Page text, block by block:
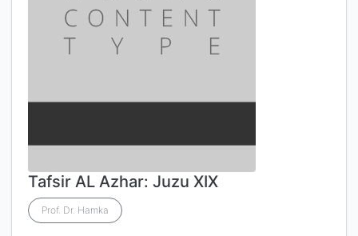
Tafsir AL Azhar: Juzu XIX
Prof. Dr. Hamka